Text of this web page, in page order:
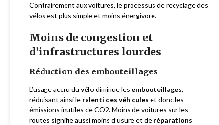
Contrairement aux voitures, le processus de recyclage des
vélos est plus simple et moins énergivore.
Moins de congestion et
d’infrastructures lourdes
Réduction des embouteillages
L’usage accru du vélo diminue les embouteillages,
réduisant ainsi le ralenti des véhicules et donc les
émissions inutiles de CO2. Moins de voitures sur les
routes signifie aussi moins d’usure et de réparations